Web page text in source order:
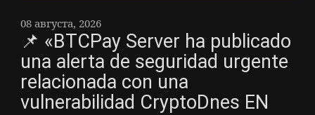
08 августа, 2026
📌 «BTCPay Server ha publicado
una alerta de seguridad urgente
relacionada con una
vulnerabilidad CryptoDnes EN